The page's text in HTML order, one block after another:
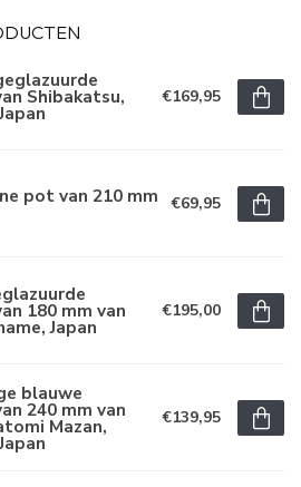
Shibakatsu, €169,95
pot van 210 mm €69,95
180 mm van
Japan
€195,00
blauwe
240 mm van
Mazan, €139,95